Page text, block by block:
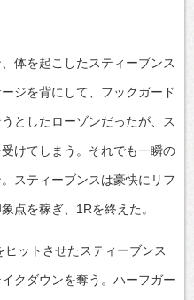
体を起こしたスティーブンス
ジを背にして、フックガード
としたローゾンだったが、ス
けてしまう。それでも一瞬の
スティーブンスは豪快にリフ
点を稼ぎ、1Rを終えた。
ットさせたスティーブンス
クダウンを奪う。ハーフガー